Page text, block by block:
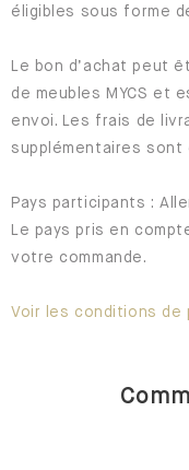
éligibles sous forme
Le bon d’achat peut
de meubles MYCS et
envoi. Les frais de
supplémentaires sont
Pays participants :
Le pays pris en
votre commande.
Voir les conditions de